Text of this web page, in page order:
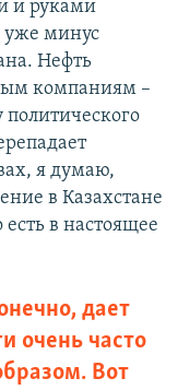
и руками
уже минус
Нефть
компаниям –
политического
я думаю,
в Казахстане
в настоящее
дает
очень часто
Вот